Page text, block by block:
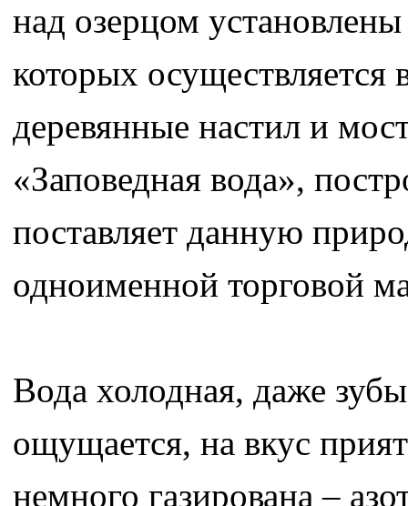
над озерцом
которых осуществляется
деревянные настил и
«Заповедная вода»,
поставляет данную
одноименной торговой
Вода холодная, даже
ощущается, на вкус
немного газирована –